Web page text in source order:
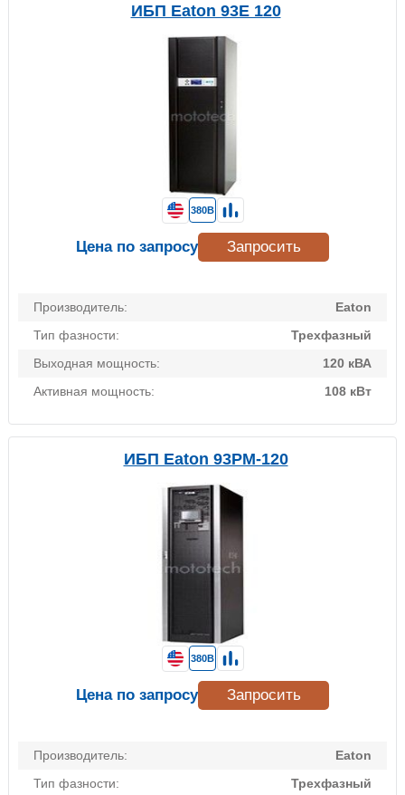
ИБП Eaton 93E 120
Производитель:
Eaton
Тип фазности:
Трехфазный
Выходная мощность:
120 кВА
Активная мощность:
108 кВт
380В
Цена по запросу Запросить
ИБП Eaton 93PM-120
Производитель:
Eaton
Тип фазности:
Трехфазный
380В
Цена по запросу Запросить